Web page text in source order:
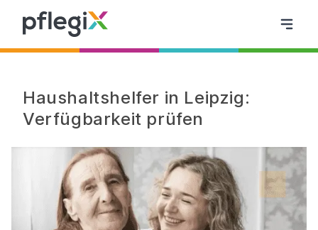
Haushaltshelfer in Leipzig:
Verfügbarkeit prüfen